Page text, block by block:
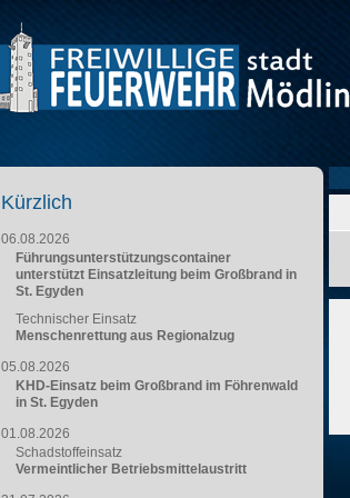
Kürzlich
06.08.2026
Führungsunterstützungscontainer
unterstützt Einsatzleitung beim Großbrand in
St. Egyden
Technischer Einsatz
Menschenrettung aus Regionalzug
05.08.2026
KHD-Einsatz beim Großbrand im Föhrenwald
in St. Egyden
01.08.2026
Schadstoffeinsatz
Vermeintlicher Betriebsmittelaustritt